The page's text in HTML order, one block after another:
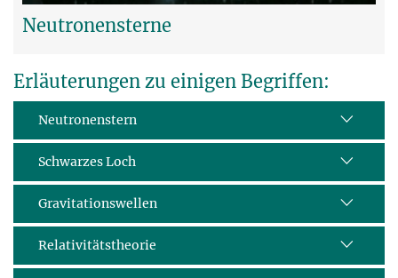
Neutronensterne
Erläuterungen zu einigen Begriffen:
Neutronenstern
Schwarzes Loch
Gravitationswellen
Relativitätstheorie